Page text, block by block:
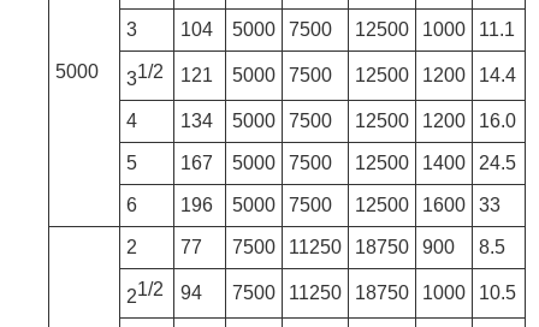
5000
3 104 5000 7500 12500 1000 11.1
31/2 121 5000 7500 12500 1200 14.4
4 134 5000 7500 12500 1200 16.0
5 167 5000 7500 12500 1400 24.5
6 196 5000 7500 12500 1600 33
2 77 7500 11250 18750 900 8.5
21/2 94 7500 11250 18750 1000 10.5